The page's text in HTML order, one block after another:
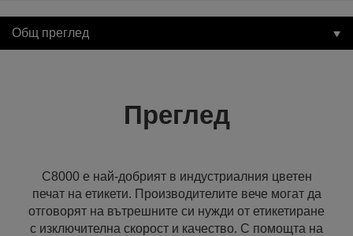
Общ преглед
Преглед
C8000 е най-добрият в индустриалния цветен
печат на етикети. Производителите вече могат да
отговорят на вътрешните си нужди от етикетиране
с изключителна скорост и качество. С помощта на